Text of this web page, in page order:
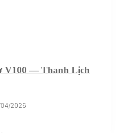
V100 — Thanh Lịch
2026